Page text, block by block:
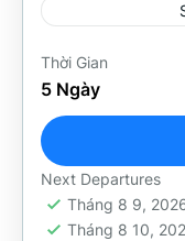
Bali,
35 People
Thời Gian
5 Ngày
Next Departures
Tháng 8 9,
Tháng 8 10,